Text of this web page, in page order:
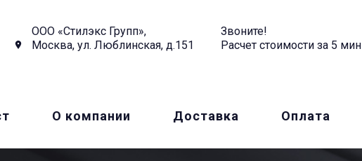
ООО «Стилэкс Групп»,
Москва, ул. Люблинская, д.151
Звоните!
Расчет стоимости за 5 мин
О компании Доставка Оплата